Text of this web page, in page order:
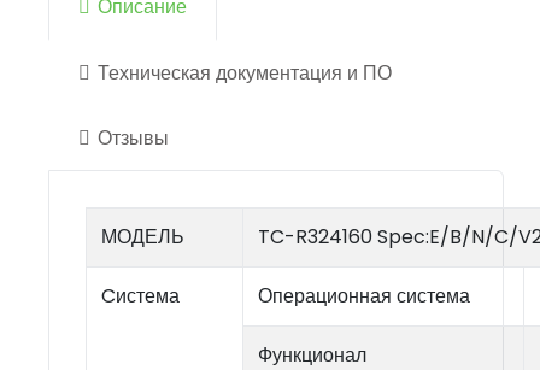
Описание
Техническая документация и ПО
Отзывы
МОДЕЛЬ TC-R324160 Spec:E/B/N/C/
Cистема Операционная система
Функционал